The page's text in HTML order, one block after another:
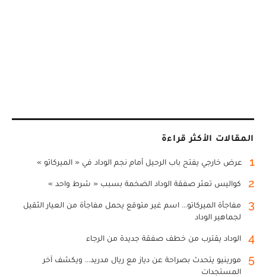
المقالات الأكثر قراءة
1 عرض خارجي يفتح باب الرحيل أمام نجم الوداد في « الميركاتو »
2 كواليس تعثر صفقة الوداد الضخمة بسبب « شرط واحد »
3
مفاجأة الميركاتو... اسم غير متوقع يحمل مفاجأة من العيار الثقيل
لجماهير الوداد
4 الوداد يقترب من خطف صفقة جديدة من الرجاء
5
مورينيو يتحدث بصراحة عن دياز مع ريال مدريد... ويكشف آخر
المستجدات